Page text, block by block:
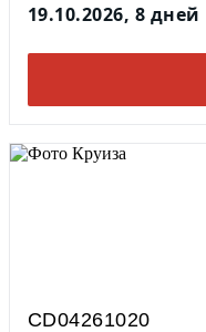
19.10.2026, 8 дней
CD04261020